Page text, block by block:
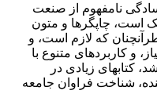
نامفهوم از صنعت
است، چاپگرها و متون
که لازم است، و
و کاربردهای متنوع با
کتابهای زیادی در
شناخت فراوان جامعه